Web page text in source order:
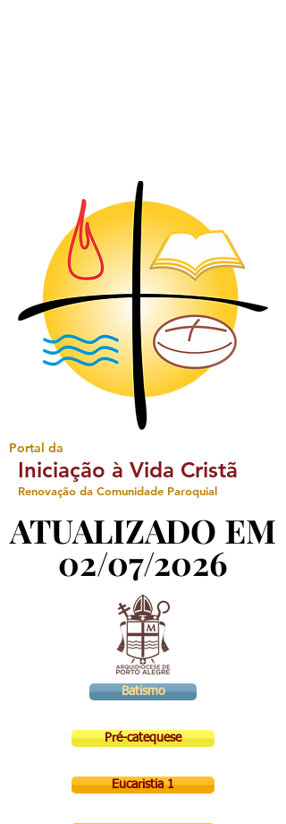
Portal da
Iniciação à Vida Cristã
Renovação da Comunidade Paroquial
ATUALIZADO EM
02/07/2026
ATUALIZADO EM
02/07/2026
Batismo
Pré-catequese
Eucaristia 1